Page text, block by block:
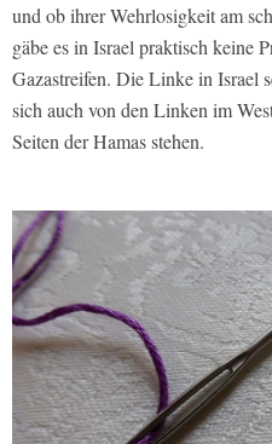
und ob ihrer Wehrlosigkeit am
gäbe es in Israel praktisch keine
Gazastreifen. Die Linke in Israel
sich auch von den Linken im
Seiten der Hamas stehen.